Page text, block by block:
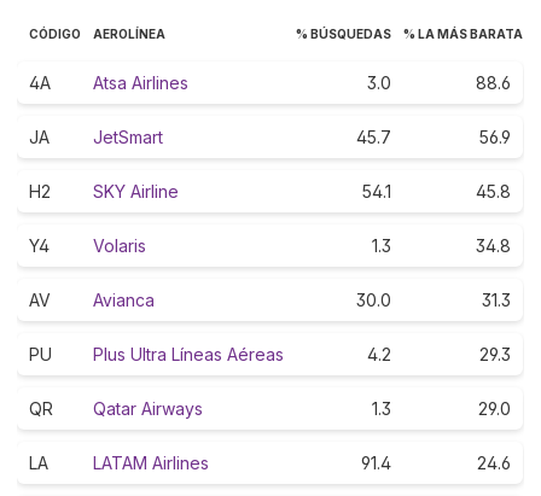
CÓDIGO AEROLÍNEA % BÚSQUEDAS % LA MÁS BARATA
4A Atsa Airlines 3.0 88.6
JA JetSmart 45.7 56.9
H2 SKY Airline 54.1 45.8
Y4 Volaris 1.3 34.8
AV Avianca 30.0 31.3
PU Plus Ultra Líneas Aéreas 4.2 29.3
QR Qatar Airways 1.3 29.0
LA LATAM Airlines 91.4 24.6